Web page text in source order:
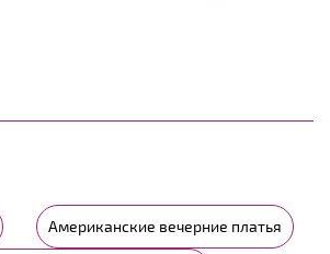
Американские вечерние платья